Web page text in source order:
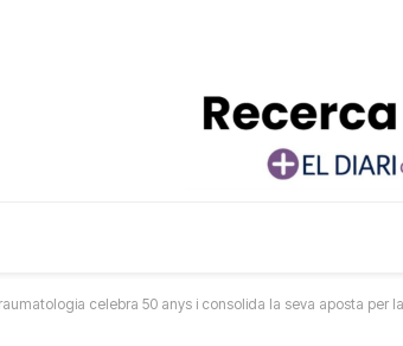
celebra 50 anys i consolida la seva aposta per